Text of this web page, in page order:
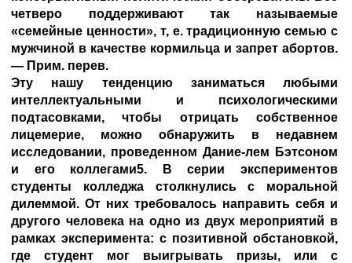
четверо поддерживают так называемые
«семейные ценности», т, е. традиционную семью с
мужчиной в качестве кормильца и запрет абортов.
— Прим. перев.
Эту нашу тенденцию заниматься любыми
интеллектуальными и психологическими
подтасовками, чтобы отрицать собственное
лицемерие, можно обнаружить в недавнем
исследовании, проведенном Дание-лем Бэтсоном
и его коллегами5. В серии экспериментов
студенты колледжа столкнулись с моральной
дилеммой. От них требовалось направить себя и
другого человека на одно из двух мероприятий в
рамках эксперимента: с позитивной обстановкой,
где студент мог выигрывать призы, или с